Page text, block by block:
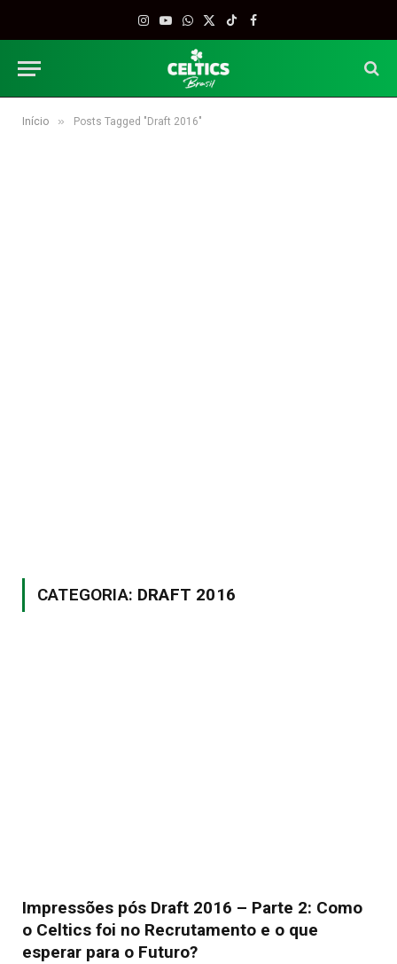
Instagram
YouTube
WhatsApp
X
TikTokFacebook
Início » Posts Tagged "Draft 2016"
CATEGORIA: DRAFT 2016
Impressões pós Draft 2016 – Parte 2: Como
o Celtics foi no Recrutamento e o que
esperar para o Futuro?